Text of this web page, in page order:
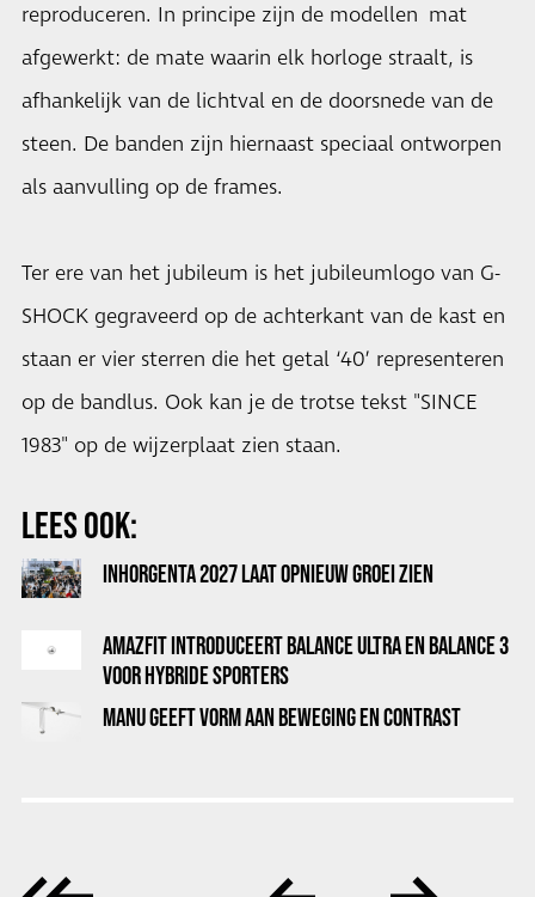
reproduceren. In principe zijn de modellen mat
afgewerkt: de mate waarin elk horloge straalt, is
afhankelijk van de lichtval en de doorsnede van de
steen. De banden zijn hiernaast speciaal ontworpen
als aanvulling op de frames.
Ter ere van het jubileum is het jubileumlogo van G-
SHOCK gegraveerd op de achterkant van de kast en
staan er vier sterren die het getal ‘40’ representeren
op de bandlus. Ook kan je de trotse tekst "SINCE
1983" op de wijzerplaat zien staan.
LEES OOK:
INHORGENTA 2027 LAAT OPNIEUW GROEI ZIEN
AMAZFIT INTRODUCEERT BALANCE ULTRA EN BALANCE 3
VOOR HYBRIDE SPORTERS
MANU GEEFT VORM AAN BEWEGING EN CONTRAST